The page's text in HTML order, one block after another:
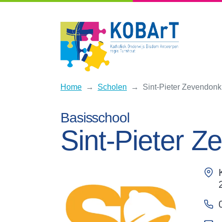
Home Scholen Sint-Pieter Zevendonk
Basisschool
Sint-Pieter